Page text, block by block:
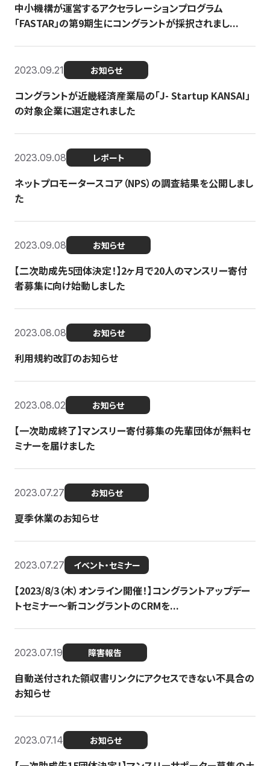
中小機構が運営するアクセラレーションプログラム
「FASTAR」の第9期生にコングラントが採択されまし...
2023.09.21 お知らせ
コングラントが近畿経済産業局の「J- Startup KANSAI」
の対象企業に選定されました
2023.09.08 レポート
ネットプロモータースコア（NPS）の調査結果を公開しまし
た
2023.09.08 お知らせ
【二次助成先5団体決定！】2ヶ月で20人のマンスリー寄付
者募集に向け始動しました
2023.08.08 お知らせ
利用規約改訂のお知らせ
2023.08.02 お知らせ
【一次助成終了】マンスリー寄付募集の先輩団体が無料セ
ミナーを届けました
2023.07.27 お知らせ
夏季休業のお知らせ
2023.07.27 イベント・セミナー
【2023/8/3（木）オンライン開催！】コングラントアップデー
トセミナー〜新コングラントのCRMを...
2023.07.19 障害報告
自動送付された領収書リンクにアクセスできない不具合の
お知らせ
2023.07.14 お知らせ